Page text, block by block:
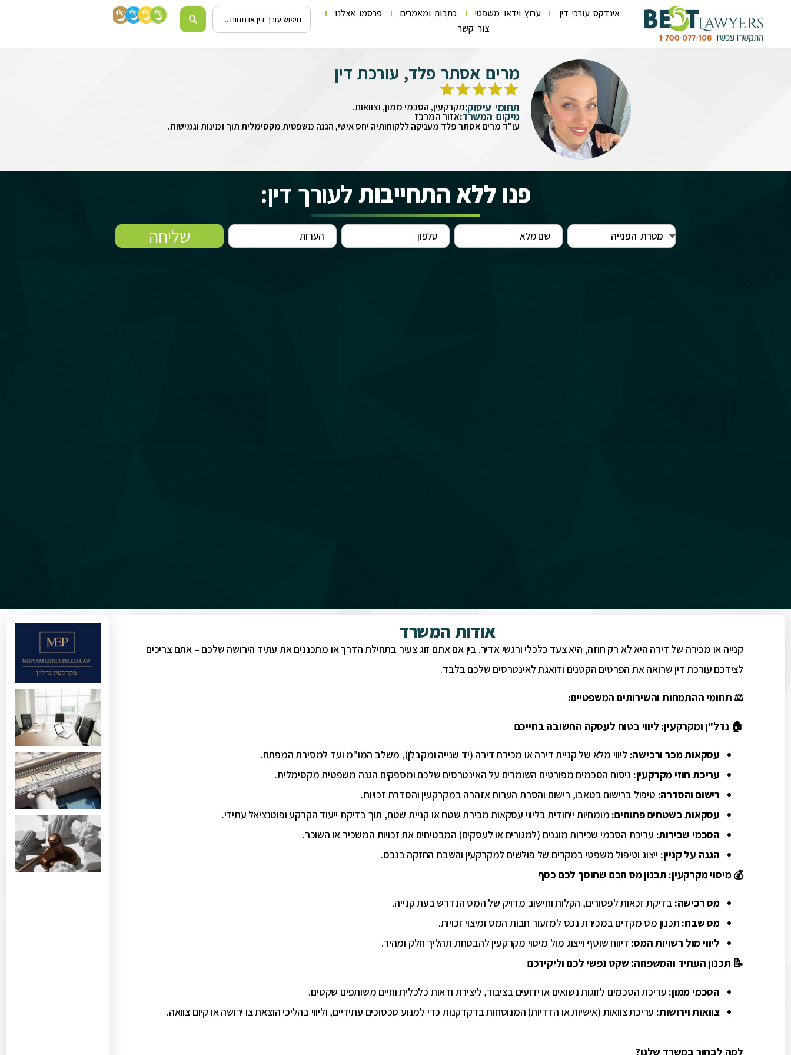
אינדקס עורכי דין ערוץ וידאו משפטי כתבות ומאמרים
פרסמו אצלנו
צור קשר
מרים אסתר פלד, עורכת דין
תחומי עיסוק:מקרקעין, הסכמי ממון, וצוואות.
מיקום המשרד:אזור המרכז
עו"ד מרים אסתר פלד מעניקה ללקוחותיה יחס אישי, הגנה משפטית מקסימלית תוך זמינות וגמישות.
פנו ללא התחייבותלעורך דין:
שליחה
אודות המשרד
קנייה או מכירה של דירה היא לא רק חוזה, היא צעד כלכלי ורגשי אדיר. בין אם אתם זוג צעיר בתחילת הדרך או מתכננים את עתיד הירושה שלכם – אתם צריכים
לצידכם עורכת דין שרואה את הפרטים הקטנים ודואגת לאינטרסים שלכם בלבד.
⚖️ תחומי ההתמחות והשירותים המשפטיים:
🏠 נדל"ן ומקרקעין: ליווי בטוח לעסקה החשובה בחייכם
עסקאות מכר ורכישה: ליווי מלא של קניית דירה או מכירת דירה (יד שנייה ומקבלן), משלב המו"מ ועד למסירת המפתח.
עריכת חוזי מקרקעין: ניסוח הסכמים מפורטים השומרים על האינטרסים שלכם ומספקים הגנה משפטית מקסימלית.
רישום והסדרה: טיפול ברישום בטאבו, רישום והסרת הערות אזהרה במקרקעין והסדרת זכויות.
עסקאות בשטחים פתוחים: מומחיות ייחודית בליווי עסקאות מכירת שטח או קניית שטח, תוך בדיקת ייעוד הקרקע ופוטנציאל עתידי.
הסכמי שכירות: עריכת הסכמי שכירות מוגנים (למגורים או לעסקים) המבטיחים את זכויות המשכיר או השוכר.
הגנה על קניין: ייצוג וטיפול משפטי במקרים של פולשים למקרקעין והשבת החזקה בנכס.
💰מיסוי מקרקעין: תכנון מס חכם שחוסך לכם כסף
מס רכישה: בדיקת זכאות לפטורים, הקלות וחישוב מדויק של המס הנדרש בעת קנייה.
מס שבח: תכנון מס מקדים במכירת נכס למזעור חבות המס ומיצוי זכויות.
ליווי מול רשויות המס: דיווח שוטף וייצוג מול מיסוי מקרקעין להבטחת תהליך חלק ומהיר.
📝 תכנון העתיד והמשפחה: שקט נפשי לכם וליקירכם
הסכמי ממון: עריכת הסכמים לזוגות נשואים או ידועים בציבור, ליצירת ודאות כלכלית וחיים משותפים שקטים.
צוואות וירושות: עריכת צוואות (אישיות או הדדיות) המנוסחות בדקדקנות כדי למנוע סכסוכים עתידיים, וליווי בהליכי הוצאת צו ירושה או קיום צוואה.
למה לבחור במשרד שלנו?